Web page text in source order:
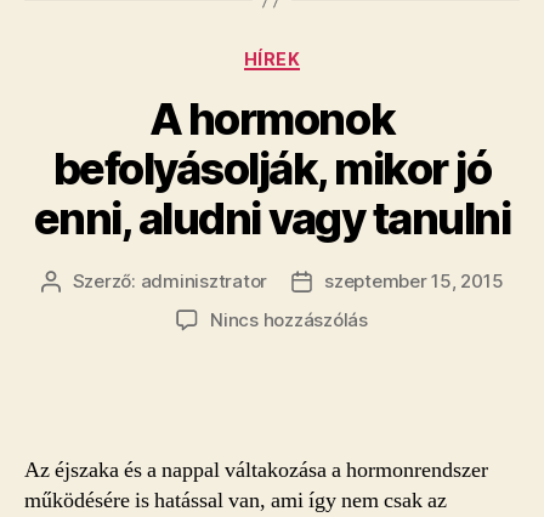
Kategóriák
HÍREK
A hormonok
befolyásolják, mikor jó
enni, aludni vagy tanulni
Bejegyzés
Szerző: adminisztrator
Bejegyzés
dátuma
szeptember 15, 2015
Nincs hozzászólása(z)
enni,
aludni
Az éjszaka és a nappal váltakozása a hormonrendszer
működésére is hatással van, ami így nem csak az